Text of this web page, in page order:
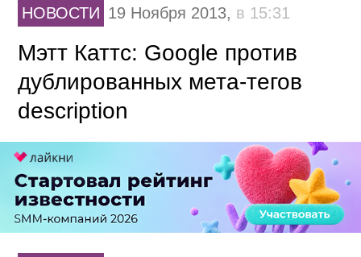
НОВОСТИ 19 Ноября 2013, в 15:31
Мэтт Каттс: Google против
дублированных мета-тегов
description